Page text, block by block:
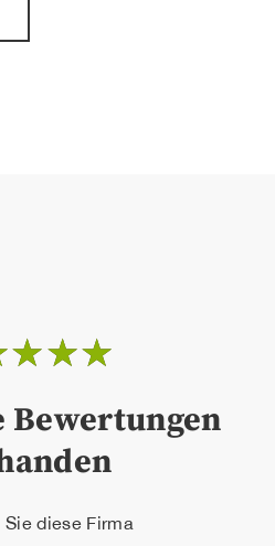
☆☆☆
Bewertungen
Sie diese Firma